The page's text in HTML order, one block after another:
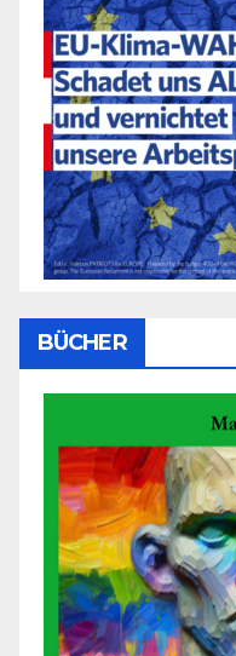
BÜCHER